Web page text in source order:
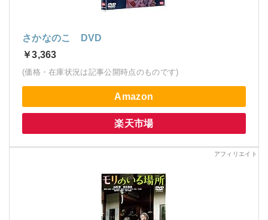
さかなのこ DVD
￥3,363
(価格・在庫状況は記事公開時点のものです)
Amazon
楽天市場